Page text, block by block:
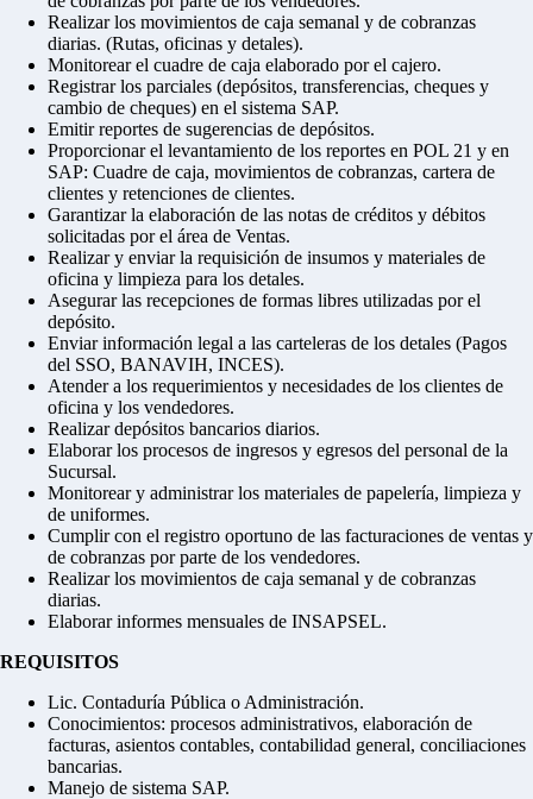
Realizar los movimientos de caja semanal y de cobranzas
diarias. (Rutas, oficinas y detales).
Monitorear el cuadre de caja elaborado por el cajero.
Registrar los parciales (depósitos, transferencias, cheques y
cambio de cheques) en el sistema SAP.
Emitir reportes de sugerencias de depósitos.
Proporcionar el levantamiento de los reportes en POL 21 y en
SAP: Cuadre de caja, movimientos de cobranzas, cartera de
clientes y retenciones de clientes.
Garantizar la elaboración de las notas de créditos y débitos
solicitadas por el área de Ventas.
Realizar y enviar la requisición de insumos y materiales de
oficina y limpieza para los detales.
Asegurar las recepciones de formas libres utilizadas por el
depósito.
Enviar información legal a las carteleras de los detales (Pagos
del SSO, BANAVIH, INCES).
Atender a los requerimientos y necesidades de los clientes de
oficina y los vendedores.
Realizar depósitos bancarios diarios.
Elaborar los procesos de ingresos y egresos del personal de la
Sucursal.
Monitorear y administrar los materiales de papelería, limpieza y
de uniformes.
Cumplir con el registro oportuno de las facturaciones de ventas y
de cobranzas por parte de los vendedores.
Realizar los movimientos de caja semanal y de cobranzas
diarias.
Elaborar informes mensuales de INSAPSEL.
REQUISITOS
Lic. Contaduría Pública o Administración.
Conocimientos: procesos administrativos, elaboración de
facturas, asientos contables, contabilidad general, conciliaciones
bancarias.
Manejo de sistema SAP.